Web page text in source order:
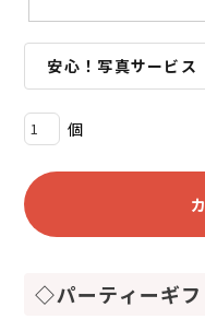
安心！写真サービス
◇パーティーギ